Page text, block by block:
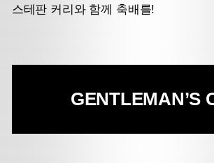
스테판 커리와 함께 축배를!
GENTLEMAN’S